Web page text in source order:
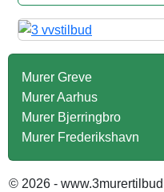
Murer Greve
Murer Aarhus
Murer Bjerringbro
Murer Frederikshavn
© 2026 -